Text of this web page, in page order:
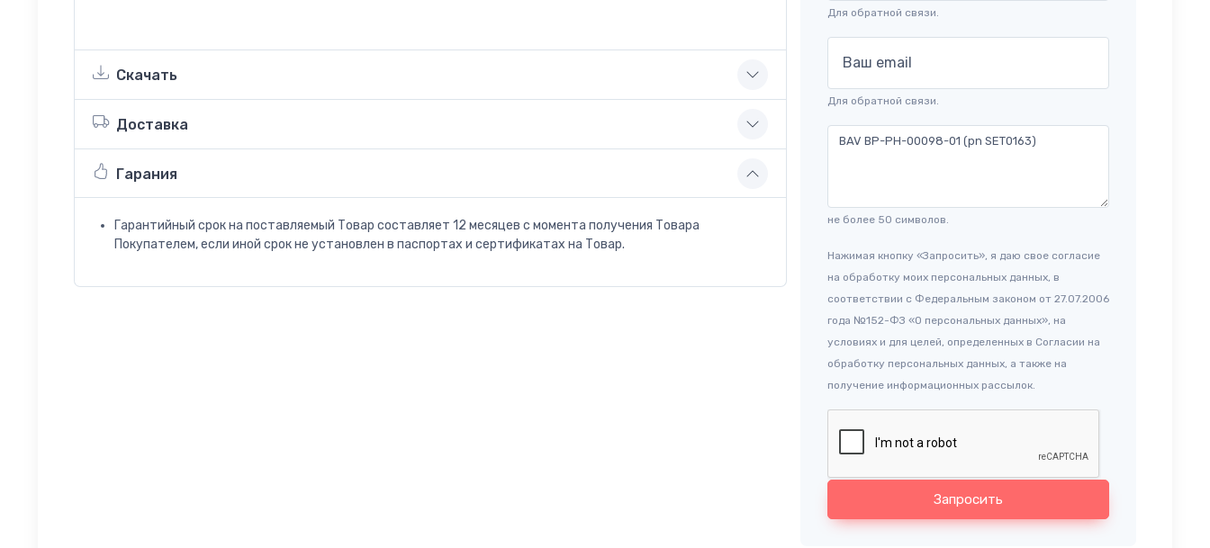
Скачать
Доставка
Гарания
Гарантийный срок на поставляемый Товар составляет 12 месяцев с момента получения Товара
Покупателем, если иной срок не установлен в паспортах и сертификатах на Товар.
Для обратной связи.
Ваш email
Для обратной связи.
не более 50 символов.
Нажимая кнопку «Запросить», я даю свое согласие
на обработку моих персональных данных, в
соответствии с Федеральным законом от 27.07.2006
года №152-ФЗ «О персональных данных», на
условиях и для целей, определенных в Согласии на
обработку персональных данных, а также на
получение информационных рассылок.
Запросить